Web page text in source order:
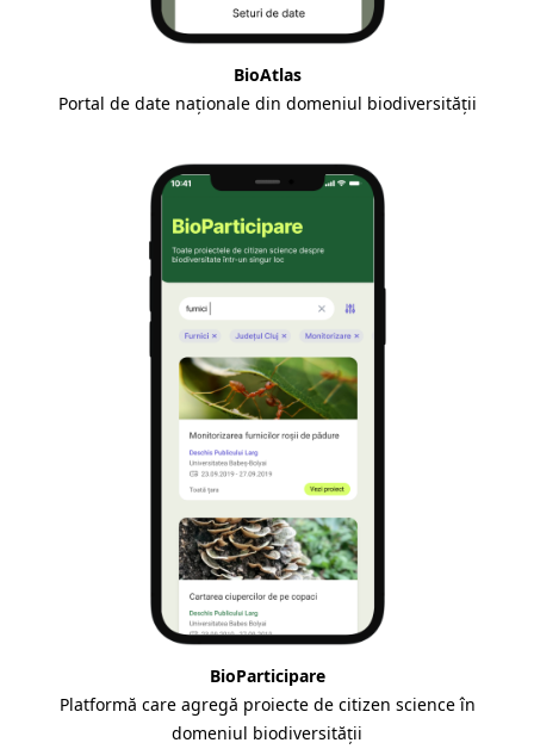
BioAtlas
Portal de date naționale din domeniul biodiversității
BioParticipare
Platformă care agregă proiecte de citizen science în
domeniul biodiversității